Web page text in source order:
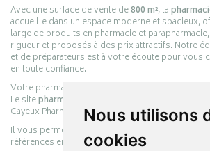
Nous utilisons
cookies
Avec une surface de vente de800 m², la
accueille dans un espace moderne et spacieux,
large de produits en pharmacie et
rigueur et proposés à des prix attractifs. Notre
et de préparateurs est à votre écoute pour vous
en toute confiance.
Votre pharmacie en ligne :
Le sitepharmacie-cayeux.fr
Cayeux Pharmabest Berck-sur-Mer – Rang-du-
Il vous permet de réaliser vos achats en ligne
références en :